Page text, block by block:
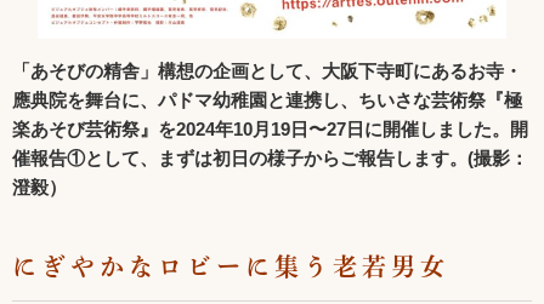
「あそびの精舎」構想の企画として、大阪下寺町にあるお寺・
應典院を舞台に、パドマ幼稚園と連携し、ちいさな芸術祭『極
楽あそび芸術祭』を2024年10月19日〜27日に開催しました。開
催報告①として、まずは初日の様子からご報告します。(撮影：
澄毅）
にぎやかなロビーに集う老若男女